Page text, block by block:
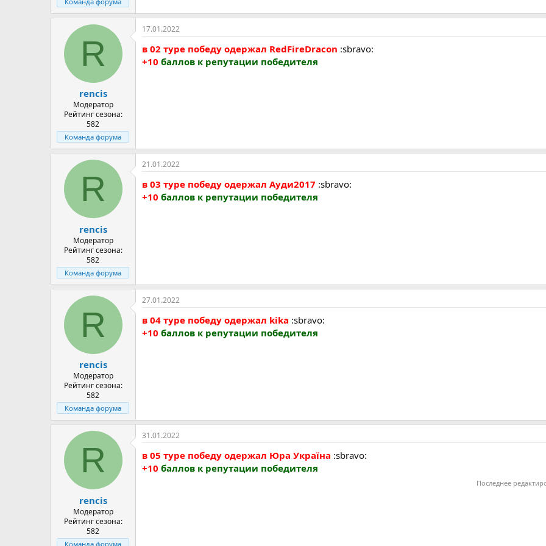
R
rencis
Модератор
Рейтинг сезона:
582
Команда форума
17.01.2022
в 02 туре победу одержал RedFireDracon :sbravo:
+10 баллов к репутации победителя
R
rencis
Модератор
Рейтинг сезона:
582
Команда форума
21.01.2022
в 03 туре победу одержал Ауди2017 :sbravo:
+10 баллов к репутации победителя
R
rencis
Модератор
Рейтинг сезона:
582
Команда форума
27.01.2022
в 04 туре победу одержал kika :sbravo:
+10 баллов к репутации победителя
R
rencis
Модератор
Рейтинг сезона:
582
Команда форума
31.01.2022
в 05 туре победу одержал Юра Україна :sbravo:
+10 баллов к репутации победителя
Последнее